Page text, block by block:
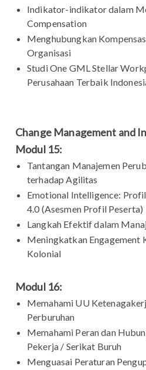
Indikator-indikator dalam
Compensation
Menghubungkan
Organisasi
Studi One GML Stellar
Perusahaan Terbaik
Change Management and
Modul 15:
Tantangan Manajemen
terhadap Agilitas
Emotional Intelligence:
4.0 (Asesmen Profil Peserta)
Langkah Efektif dalam
Meningkatkan Engagement
Kolonial
Modul 16:
Memahami UU
Perburuhan
Memahami Peran dan
Pekerja / Serikat Buruh
Menguasai Peraturan